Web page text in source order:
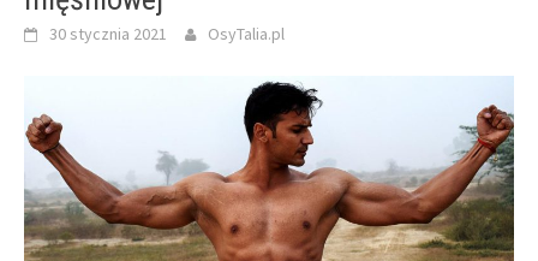
30 stycznia 2021 OsyTalia.pl